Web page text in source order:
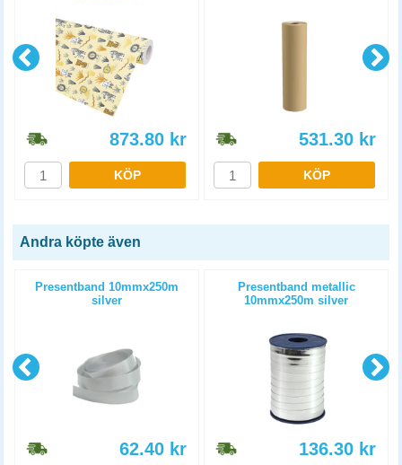
873.80 kr
KÖP
531.30 kr
KÖP
Andra köpte även
Presentband 10mmx250m
silver
62.40 kr
Presentband metallic
10mmx250m silver
136.30 kr